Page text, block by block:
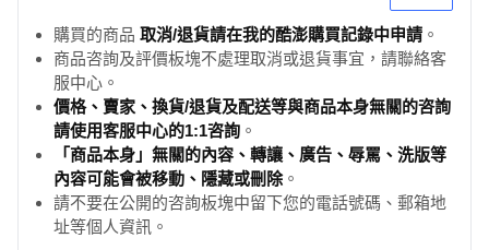
購買的商品 取消/退貨請在我的酷澎購買記錄中申請 。
商品咨詢及評價板塊不處理取消或退貨事宜，請聯絡客
服中心。
價格、賣家、換貨/退貨及配送等與商品本身無關的咨詢
請使用客服中心的1:1咨詢 。
「商品本身」無關的內容、轉讓、廣告、辱罵、洗版等
內容可能會被移動、隱藏或刪除。
請不要在公開的咨詢板塊中留下您的電話號碼、郵箱地
址等個人資訊。